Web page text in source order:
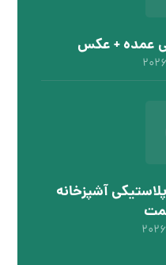
عمده + عکس
آشپزخانه